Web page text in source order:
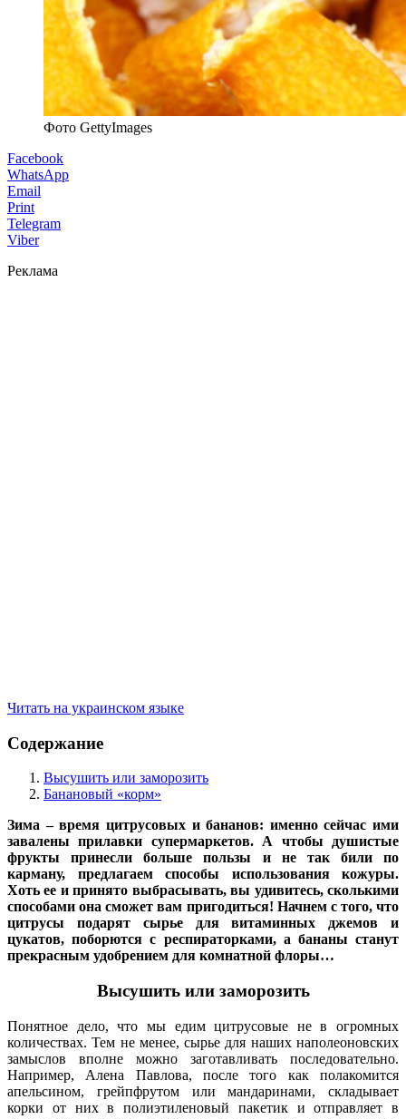
Фото GettyImages
Facebook
WhatsApp
Email
Print
Telegram
Viber
Реклама
Читать на украинском языке
Содержание
Высушить или заморозить
Банановый «корм»
Зима – время цитрусовых и бананов: именно сейчас ими
завалены прилавки супермаркетов. А чтобы душистые
фрукты принесли больше пользы и не так били по
карману, предлагаем способы использования кожуры.
Хоть ее и принято выбрасывать, вы удивитесь, сколькими
способами она сможет вам пригодиться! Начнем с того, что
цитрусы подарят сырье для витаминных джемов и
цукатов, поборются с респираторками, а бананы станут
прекрасным удобрением для комнатной флоры…
Высушить или заморозить
Понятное дело, что мы едим цитрусовые не в огромных
количествах. Тем не менее, сырье для наших наполеоновских
замыслов вполне можно заготавливать последовательно.
Например, Алена Павлова, после того как полакомится
апельсином, грейпфрутом или мандаринами, складывает
корки от них в полиэтиленовый пакетик и отправляет в